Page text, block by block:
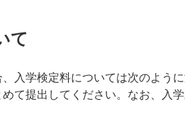
て
入学検定料については次のように
て提出してください。なお、入